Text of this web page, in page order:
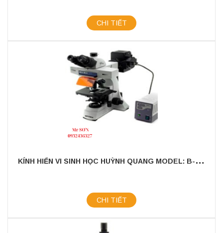
CHI TIẾT
K
ÍNH HIỂN VI SINH HỌC HUỲNH QUANG MODEL: B-500TIFL
CHI TIẾT